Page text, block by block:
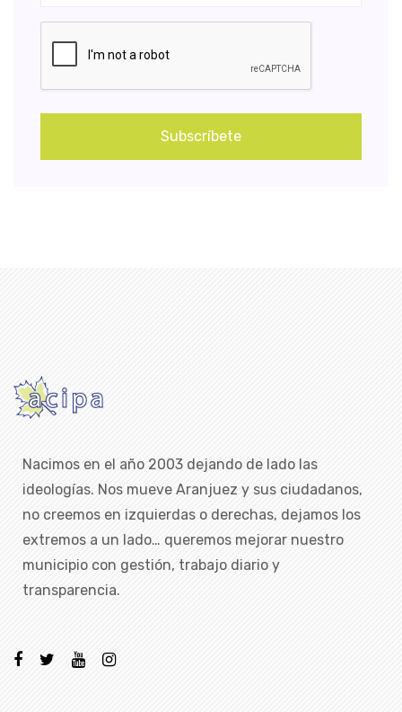
Subscríbete
Nacimos en el año 2003 dejando de lado las
ideologías. Nos mueve Aranjuez y sus ciudadanos,
no creemos en izquierdas o derechas, dejamos los
extremos a un lado… queremos mejorar nuestro
municipio con gestión, trabajo diario y
transparencia.